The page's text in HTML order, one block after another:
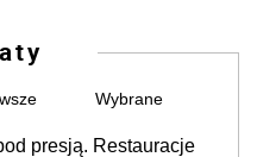
Wybrane
presją. Restauracje